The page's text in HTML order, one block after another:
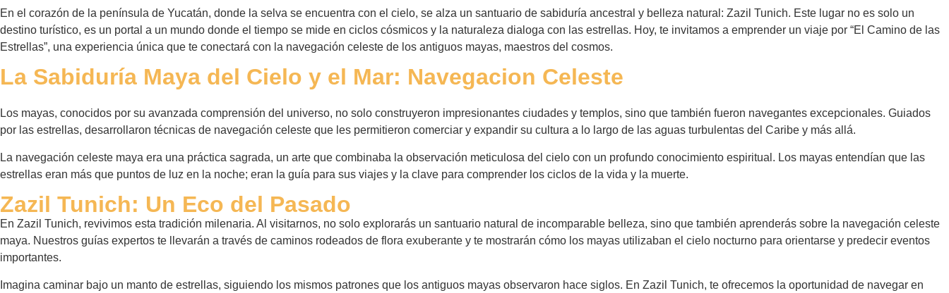
En el corazón de la península de Yucatán, donde la selva se encuentra con el cielo, se alza un santuario de sabiduría ancestral y belleza natural: Zazil Tunich. Este lugar no es solo un
destino turístico, es un portal a un mundo donde el tiempo se mide en ciclos cósmicos y la naturaleza dialoga con las estrellas. Hoy, te invitamos a emprender un viaje por “El Camino de las
Estrellas”, una experiencia única que te conectará con la navegación celeste de los antiguos mayas, maestros del cosmos.
La Sabiduría Maya del Cielo y el Mar: Navegacion Celeste
Los mayas, conocidos por su avanzada comprensión del universo, no solo construyeron impresionantes ciudades y templos, sino que también fueron navegantes excepcionales. Guiados
por las estrellas, desarrollaron técnicas de navegación celeste que les permitieron comerciar y expandir su cultura a lo largo de las aguas turbulentas del Caribe y más allá.
La navegación celeste maya era una práctica sagrada, un arte que combinaba la observación meticulosa del cielo con un profundo conocimiento espiritual. Los mayas entendían que las
estrellas eran más que puntos de luz en la noche; eran la guía para sus viajes y la clave para comprender los ciclos de la vida y la muerte.
Zazil Tunich: Un Eco del Pasado
En Zazil Tunich, revivimos esta tradición milenaria. Al visitarnos, no solo explorarás un santuario natural de incomparable belleza, sino que también aprenderás sobre la navegación celeste
maya. Nuestros guías expertos te llevarán a través de caminos rodeados de flora exuberante y te mostrarán cómo los mayas utilizaban el cielo nocturno para orientarse y predecir eventos
importantes.
Imagina caminar bajo un manto de estrellas, siguiendo los mismos patrones que los antiguos mayas observaron hace siglos. En Zazil Tunich, te ofrecemos la oportunidad de navegar en